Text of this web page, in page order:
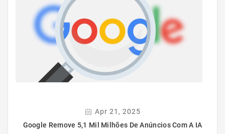
Apr 21, 2025
Google Remove 5,1 Mil Milhões De Anúncios Com A IA